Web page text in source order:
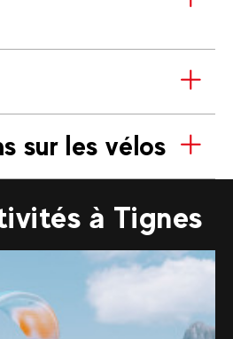
sur les vélos
à Tignes